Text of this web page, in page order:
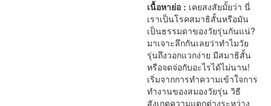
เนื้อหาย่อ : เคยสงสัยมั้ยว่า นี่
เราเป็นโรคสมาธิสั้นหรือมัน
เป็นธรรมดาของวัยรุ่นกันแน่?
มาเจาะลึกกันเลยว่าทำไมวัย
รุ่นถึงวอกแวกง่าย มีสมาธิสั้น
หรือจดจ่อกับอะไรได้ไม่นาน!
เริ่มจากการทำความเข้าใจการ
ทำงานของสมองวัยรุ่น วิธี
สังเกตความแตกต่างระหว่าง